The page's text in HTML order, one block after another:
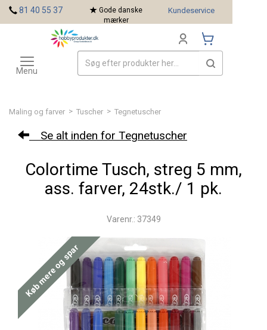
Maling og farver > Tuscher > Tegnetuscher
Se alt inden for Tegnetuscher
Colortime Tusch, streg 5 mm,
ass. farver, 24stk./ 1 pk.
Varenr.: 37349
Køb mere og spar
81 40 55 37
Gode danske
mærker
Kundeservice
Toggle
navigation
Menu
Mærker